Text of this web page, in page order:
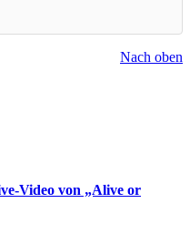
Nach oben
Video von „Alive or